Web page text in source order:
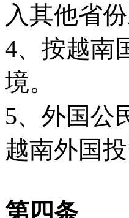
入其他省
4、按越南
境。
5、外国公
越南外国
第四条